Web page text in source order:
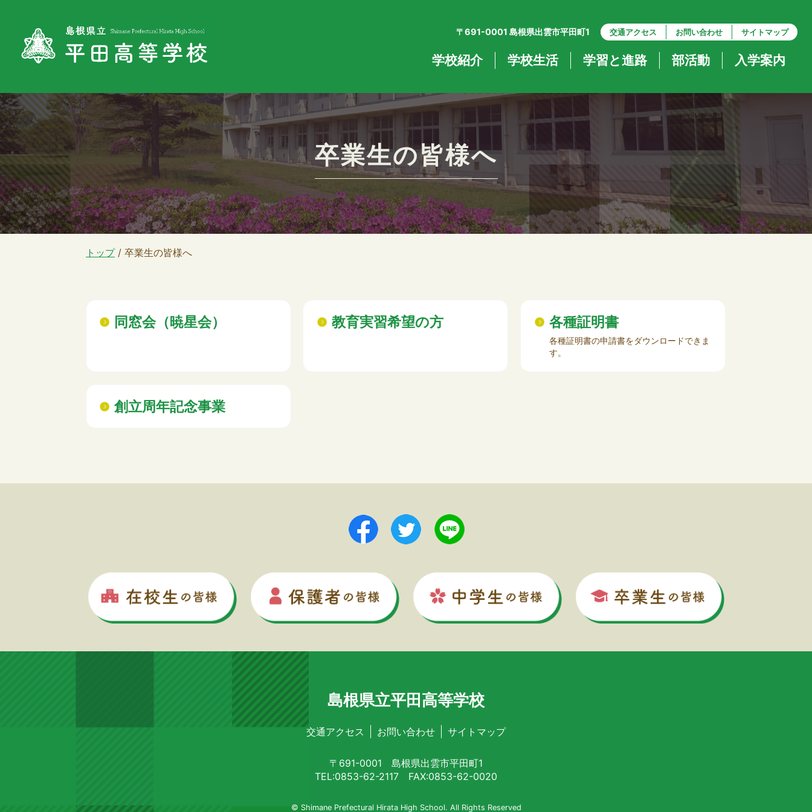
〒691-0001 島根県出雲市平田町1 交通アクセス お問い合わせ サイトマップ
学校紹介 学校生活 学習と進路 部活動 入学案内
卒業生の皆様へ
現
トップ/ 卒業生の皆様へ
同窓会（暁星会） 教育実習希望の方 各種証明書
各種証明書の申請書をダウンロードできま
す。
創立周年記念事業
島根県立平田高等学校
交通アクセス お問い合わせ サイトマップ
〒691-0001 島根県出雲市平田町1
TEL:0853-62-2117 FAX:0853-62-0020
© Shimane Prefectural Hirata High School. All Rights Reserved